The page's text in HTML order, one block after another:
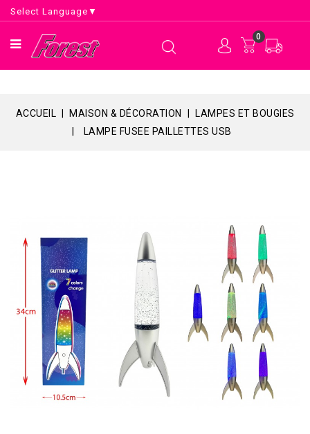
Select Language ▼
0
ACCUEIL MAISON & DÉCORATION
LAMPES ET BOUGIES
LAMPE FUSEE PAILLETTES USB